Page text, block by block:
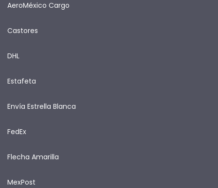
AeroMéxico Cargo
Castores
DHL
Estafeta
Envía Estrella Blanca
FedEx
Flecha Amarilla
MexPost